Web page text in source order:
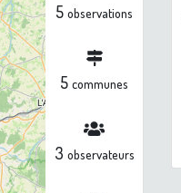
5 observations
5 communes
3 observateurs